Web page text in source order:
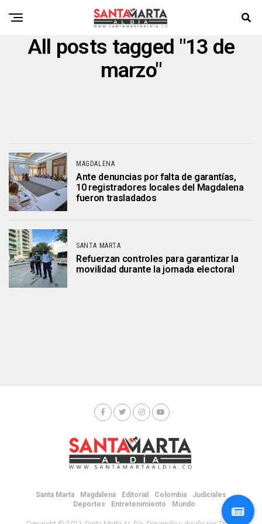
All posts tagged "13 de
marzo"
MAGDALENA
Ante denuncias por falta de garantías,
10 registradores locales del Magdalena
fueron trasladados
SANTA MARTA
Refuerzan controles para garantizar la
movilidad durante la jornada electoral
Santa Marta Magdalena Editorial Colombia
Judiciales
Deportes
Entretenimiento Mundo